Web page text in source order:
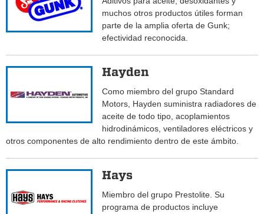
muchos otros productos útiles forman
parte de la amplia oferta de Gunk;
efectividad reconocida.
Hayden
Como miembro del grupo Standard
Motors, Hayden suministra radiadores de
aceite de todo tipo, acoplamientos
hidrodinámicos, ventiladores eléctricos y
otros componentes de alto rendimiento dentro de este ámbito.
Hays
Miembro del grupo Prestolite. Su
programa de productos incluye